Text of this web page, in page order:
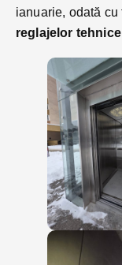
ianuarie, odată
reglajelor